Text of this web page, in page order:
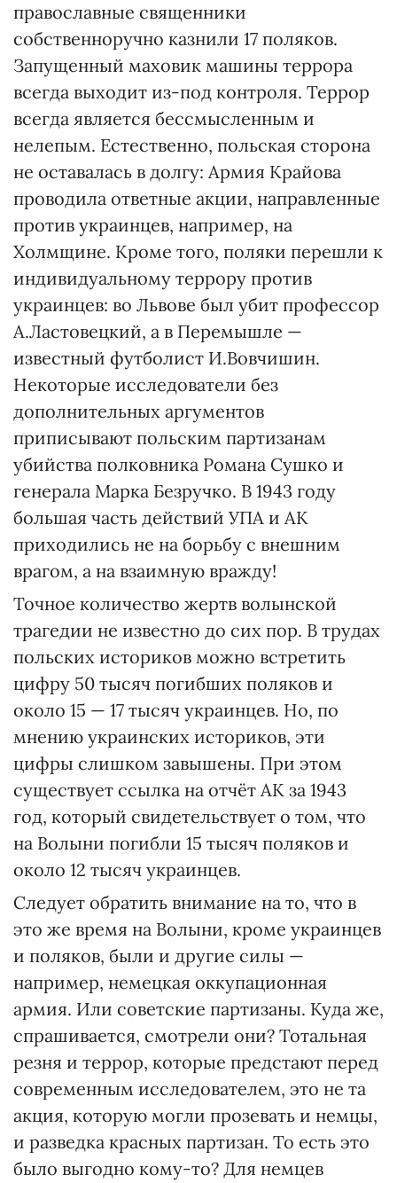
православные священники
собственноручно казнили 17 поляков.
Запущенный маховик машины террора
всегда выходит из-под контроля. Террор
всегда является бессмысленным и
нелепым. Естественно, польская сторона
не оставалась в долгу: Армия Крайова
проводила ответные акции, направленные
против украинцев, например, на
Холмщине. Кроме того, поляки перешли к
индивидуальному террору против
украинцев: во Львове был убит профессор
А.Ластовецкий, а в Перемышле —
известный футболист И.Вовчишин.
Некоторые исследователи без
дополнительных аргументов
приписывают польским партизанам
убийства полковника Романа Сушко и
генерала Марка Безручко. В 1943 году
большая часть действий УПА и АК
приходились не на борьбу с внешним
врагом, а на взаимную вражду!
Точное количество жертв волынской
трагедии не известно до сих пор. В трудах
польских историков можно встретить
цифру 50 тысяч погибших поляков и
около 15 — 17 тысяч украинцев. Но, по
мнению украинских историков, эти
цифры слишком завышены. При этом
существует ссылка на отчёт АК за 1943
год, который свидетельствует о том, что
на Волыни погибли 15 тысяч поляков и
около 12 тысяч украинцев.
Следует обратить внимание на то, что в
это же время на Волыни, кроме украинцев
и поляков, были и другие силы —
например, немецкая оккупационная
армия. Или советские партизаны. Куда же,
спрашивается, смотрели они? Тотальная
резня и террор, которые предстают перед
современным исследователем, это не та
акция, которую могли прозевать и немцы,
и разведка красных партизан. То есть это
было выгодно кому-то? Для немцев